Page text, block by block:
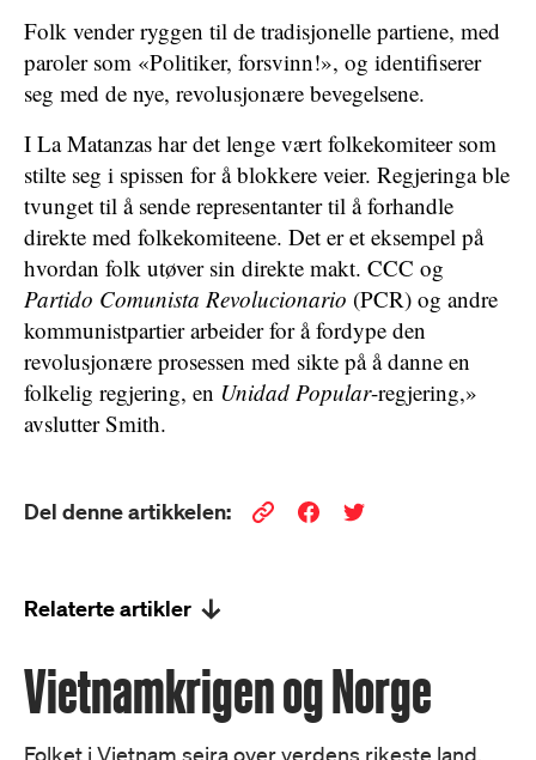
Folk vender ryggen til de tradisjonelle partiene, med
paroler som «Politiker, forsvinn!», og identifiserer
seg med de nye, revolusjonære bevegelsene.
I La Matanzas har det lenge vært folkekomiteer som
stilte seg i spissen for å blokkere veier. Regjeringa ble
tvunget til å sende representanter til å forhandle
direkte med folkekomiteene. Det er et eksempel på
hvordan folk utøver sin direkte makt. CCC og
Partido Comunista Revolucionario (PCR) og andre
kommunistpartier arbeider for å fordype den
revolusjonære prosessen med sikte på å danne en
folkelig regjering, en Unidad Popular-regjering,»
avslutter Smith.
Del denne artikkelen:
Relaterte artikler
Vietnamkrigen og Norge
Folket i Vietnam seira over verdens rikeste land.